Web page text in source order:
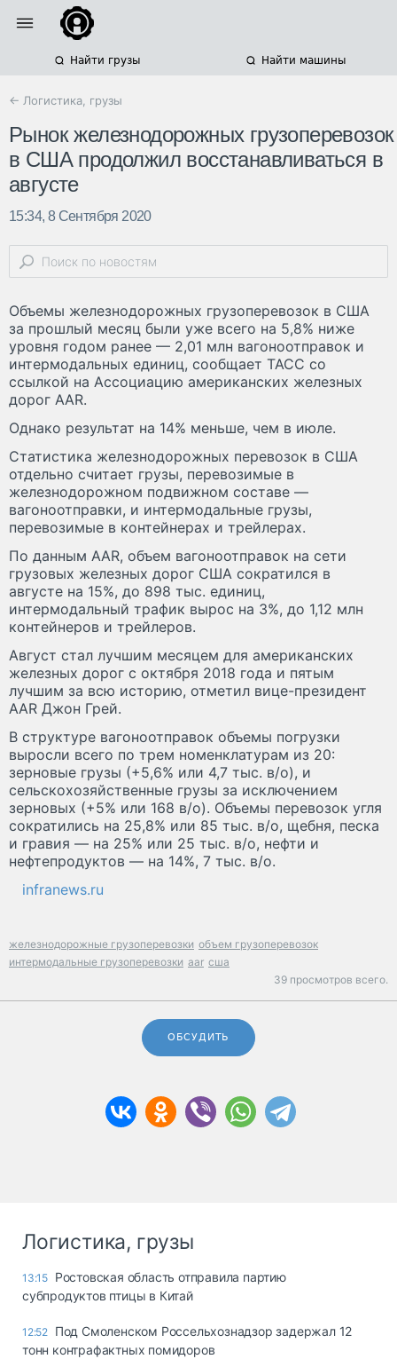
Найти грузы Найти машины
← Логистика, грузы
Рынок железнодорожных грузоперевозок
в США продолжил восстанавливаться в
августе
15:34, 8 Сентября 2020
Объемы железнодорожных грузоперевозок в США
за прошлый месяц были уже всего на 5,8% ниже
уровня годом ранее — 2,01 млн вагоноотправок и
интермодальных единиц, сообщает ТАСС со
ссылкой на Ассоциацию американских железных
дорог AAR.
Однако результат на 14% меньше, чем в июле.
Статистика железнодорожных перевозок в США
отдельно считает грузы, перевозимые в
железнодорожном подвижном составе —
вагоноотправки, и интермодальные грузы,
перевозимые в контейнерах и трейлерах.
По данным AAR, объем вагоноотправок на сети
грузовых железных дорог США сократился в
августе на 15%, до 898 тыс. единиц,
интермодальный трафик вырос на 3%, до 1,12 млн
контейнеров и трейлеров.
Август стал лучшим месяцем для американских
железных дорог с октября 2018 года и пятым
лучшим за всю историю, отметил вице-президент
AAR Джон Грей.
В структуре вагоноотправок объемы погрузки
выросли всего по трем номенклатурам из 20:
зерновые грузы (+5,6% или 4,7 тыс. в/о), и
сельскохозяйственные грузы за исключением
зерновых (+5% или 168 в/о). Объемы перевозок угля
сократились на 25,8% или 85 тыс. в/о, щебня, песка
и гравия — на 25% или 25 тыс. в/о, нефти и
нефтепродуктов — на 14%, 7 тыс. в/о.
infranews.ru
железнодорожные грузоперевозки объем грузоперевозок
интермодальные грузоперевозки aar сша
39 просмотров всего.
ОБСУДИТЬ
Логистика, грузы
13:15 Ростовская область отправила партию
субпродуктов птицы в Китай
12:52 Под Смоленском Россельхознадзор задержал 12
тонн контрафактных помидоров